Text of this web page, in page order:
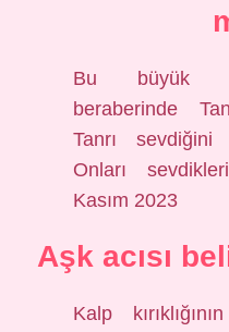
Bu büyük
beraberinde
Tanrı sevdiğini
Onları
Kasım 2023
Aşk acısı
Kalp